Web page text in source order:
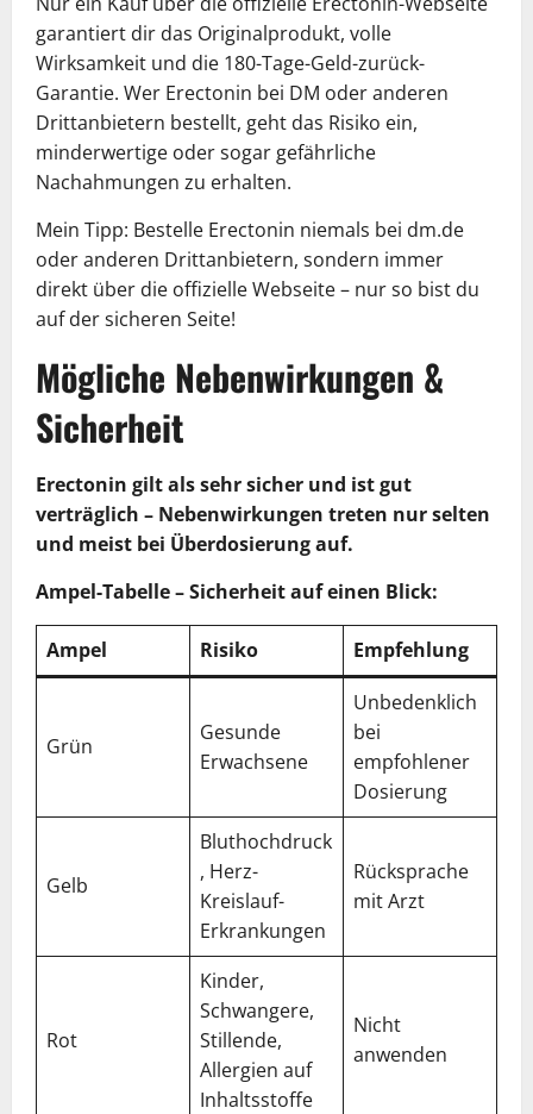
garantiert dir das Originalprodukt, volle
Wirksamkeit und die 180-Tage-Geld-zurück-
Garantie. Wer Erectonin bei DM oder anderen
Drittanbietern bestellt, geht das Risiko ein,
minderwertige oder sogar gefährliche
Nachahmungen zu erhalten.
Mein Tipp: Bestelle Erectonin niemals bei dm.de
oder anderen Drittanbietern, sondern immer
direkt über die offizielle Webseite – nur so bist du
auf der sicheren Seite!
Mögliche Nebenwirkungen &
Sicherheit
Erectonin gilt als sehr sicher und ist gut
verträglich – Nebenwirkungen treten nur selten
und meist bei Überdosierung auf.
Ampel-Tabelle – Sicherheit auf einen Blick:
Ampel Risiko Empfehlung
Grün
Gesunde
Erwachsene
Unbedenklich
bei
empfohlener
Dosierung
Gelb
Bluthochdruck
, Herz-
Kreislauf-
Erkrankungen
Rücksprache
mit Arzt
Rot
Kinder,
Schwangere,
Stillende,
Allergien auf
Inhaltsstoffe
Nicht
anwenden